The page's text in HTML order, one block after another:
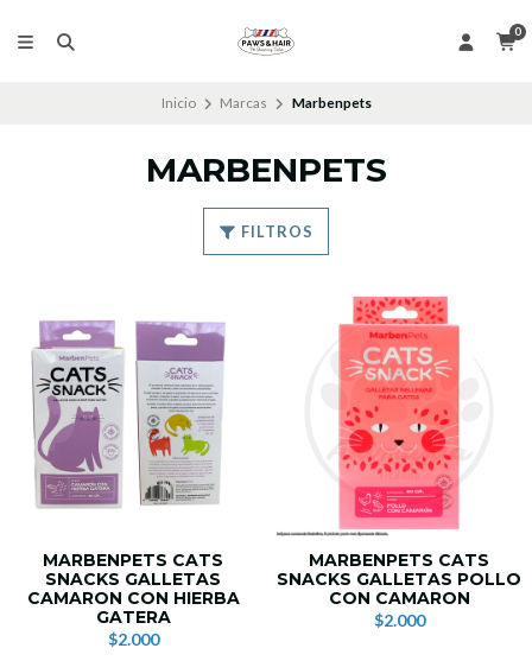
0
Inicio Marcas Marbenpets
MARBENPETS
FILTROS
MARBENPETS CATS
SNACKS GALLETAS
CAMARON CON HIERBA
GATERA
$2.000
MARBENPETS CATS
SNACKS GALLETAS POLLO
CON CAMARON
$2.000